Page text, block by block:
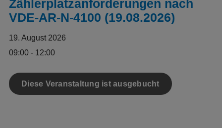
Zählerplatzanforderungen nach
VDE-AR-N-4100 (19.08.2026)
19. August 2026
09:00 - 12:00
Diese Veranstaltung ist ausgebucht